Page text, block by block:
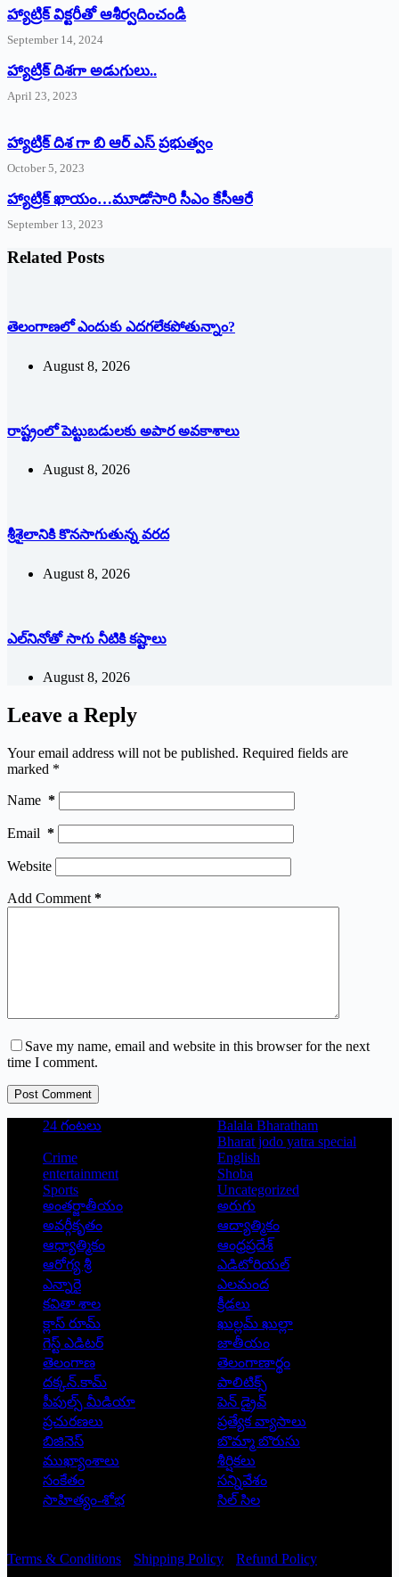
హ్యాట్రిక్‌ ‌విక్టరీతో ఆశీర్వదించండి
September 14, 2024
‌హ్యాట్రిక్‌ ‌దిశగా అడుగులు..
April 23, 2023
హ్యాట్రిక్ దిశ గా బి ఆర్ ఎస్ ప్రభుత్వం
October 5, 2023
హ్యాట్రిక్‌ ‌ఖాయం…మూడోసారి సీఎం కేసీఆరే
September 13, 2023
Related Posts
తెలంగాణలో ఎందుకు ఎదగలేకపోతున్నాం?
August 8, 2026
రాష్ట్రంలో పెట్టుబడులకు అపార అవకాశాలు
August 8, 2026
శ్రీశైలానికి కొనసాగుతున్న వరద
August 8, 2026
ఎల్‌నినోతో సాగు నీటికి కష్టాలు
August 8, 2026
Leave a Reply
Your email address will not be published. Required fields are
marked *
Name *
Email *
Website
Add Comment *
Save my name, email and website in this browser for the next
time I comment.
Post Comment
24 గంటలు
Balala Bharatham
Bharat jodo yatra special
Crime
English
entertainment
Shoba
Sports
Uncategorized
అంతర్జాతీయం
అరుగు
అవర్గీకృతం
ఆద్యాత్మికం
ఆధ్యాత్మికం
ఆంధ్రప్రదేశ్
ఆరోగ్య శ్రీ
ఎడిటోరియల్
ఎన్నారై
ఎలమంద
కవితా శాల
క్రీడలు
క్లాస్ రూమ్
ఖుల్లమ్ ఖుల్లా
గెస్ట్ ఎడిటర్
జాతీయం
తెలంగాణ
తెలంగాణార్థం
దక్కన్.కామ్
పాలిటిక్స్
పీపుల్స్ ‌మీడియా
పెన్ డ్రైవ్
ప్రచురణలు
ప్రత్యేక వ్యాసాలు
బిజినెస్
బొమ్మా బొరుసు
ముఖ్యాంశాలు
శీర్షికలు
సంకేతం
సన్నివేశం
సాహిత్యం-శోభ
సిల్ సిల
Terms & Conditions Shipping Policy
Refund Policy